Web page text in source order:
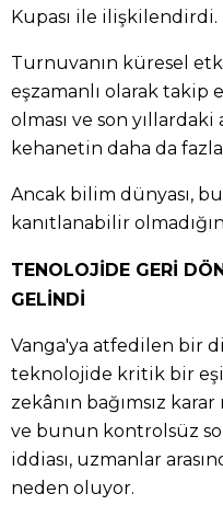
Kupası ile ilişkilendirdi.
Turnuvanın küresel
eşzamanlı olarak takip
olması ve son
kehanetin daha da fazla
Ancak bilim dünyası,
kanıtlanabilir
TENOLOJİDE GERİ
GELİNDİ
Vanga'ya atfedilen bir
teknolojide kritik bir
zekânın bağımsız
ve bunun kontrolsüz
iddiası, uzmanlar
neden oluyor.